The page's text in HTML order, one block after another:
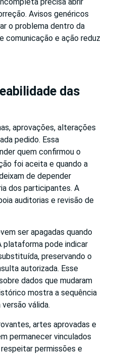
Avisos genéricos
o problema dentro da
comunicação e ação reduz
das
aprovações, alterações
pedido. Essa
quem confirmou o
foi aceita e quando a
de depender
dos participantes. A
auditorias e revisão de
ser apagadas quando
plataforma pode indicar
preservando o
autorizada. Esse
dados que mudaram
mostra a sequência
válida.
artes aprovadas e
permanecer vinculados
permissões e